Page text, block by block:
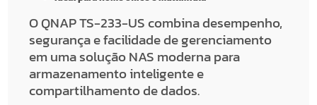
O QNAP TS-233-US combina desempenho,
segurança e facilidade de gerenciamento
em uma solução NAS moderna para
armazenamento inteligente e
compartilhamento de dados.